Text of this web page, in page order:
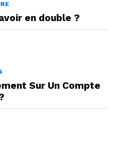
en double ?
Sur Un Compte